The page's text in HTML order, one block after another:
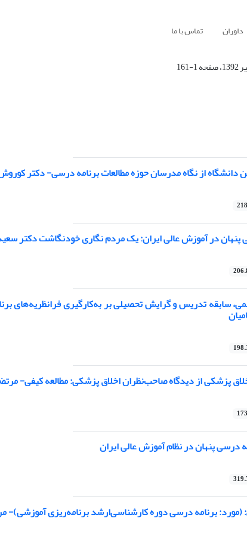
داوران تماس با ما
از نگاه مدرسان حوزه مطالعات برنامه درسی- دکتر
در آموزش عالی ایران: یک مردم نگاری خودنگاشت دکتر
سابقه تدریس و گرایش تحصیلی بر به‌کارگیری
پزشکی از دیدگاه صاحب‌نظران اخلاق پزشکی: مطالعه کیفی-
درسی پنهان در نظام آموزش عالی ایران
(مورد: برنامه‌ درسی دوره کارشناسی‌ارشد برنامه‌ریزی